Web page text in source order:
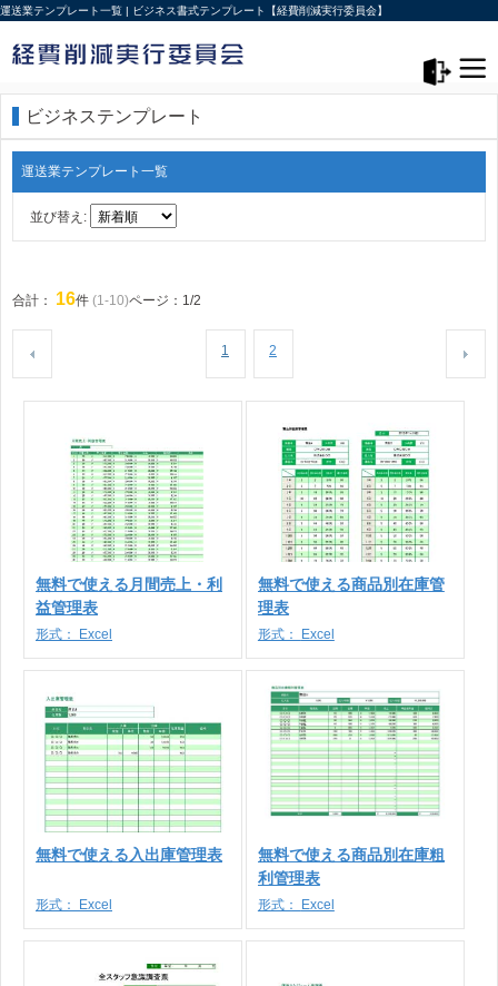
運送業テンプレート一覧 | ビジネス書式テンプレート【経費削減実行委員会】
ビジネステンプレート
運送業テンプレート一覧
並び替え:
合計： 16件 (1-10)ページ：1/2
1 2
無料で使える月間売上・利
益管理表
形式： Excel
無料で使える商品別在庫管
理表
形式： Excel
無料で使える入出庫管理表
形式： Excel
無料で使える商品別在庫粗
利管理表
形式： Excel